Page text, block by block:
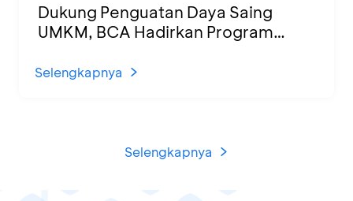
Dukung Penguatan Daya Saing
UMKM, BCA Hadirkan Program
di KCU Tanjung Priok
Selengkapnya
Selengkapnya